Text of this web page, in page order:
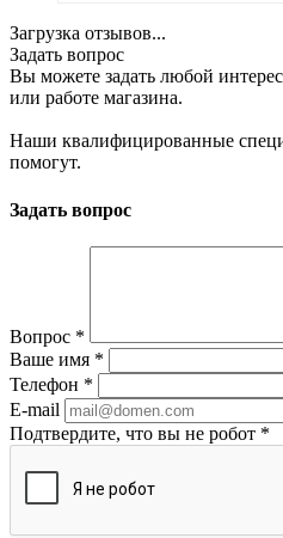
Загрузка отзывов...
Задать вопрос
Вы можете задать любой
или работе магазина.
Наши квалифицированные
помогут.
Задать вопрос
Вопрос *
Ваше имя *
Телефон *
E-mail
Подтвердите, что вы не робот *